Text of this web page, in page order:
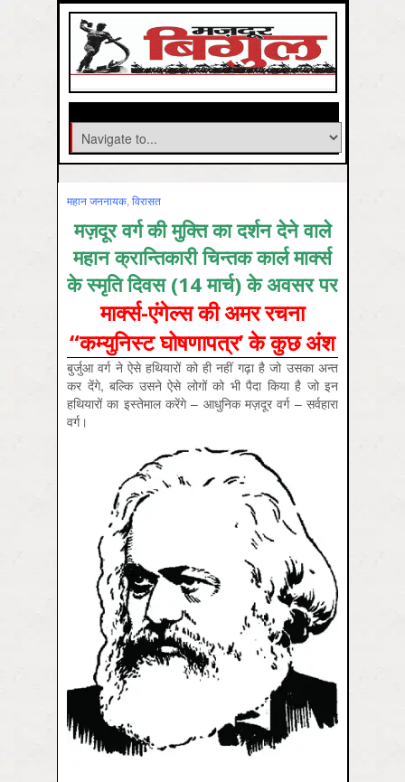
महान जननायक, विरासत
मज़दूर वर्ग की मुक्ति का दर्शन देने वाले
महान क्रान्तिकारी चिन्तक कार्ल मार्क्स
के स्मृति दिवस (14 मार्च) के अवसर पर
मार्क्स-एंगेल्स की अमर रचना
“कम्युनिस्ट घोषणापत्र’ के कुछ अंश
बुर्जुआ वर्ग ने ऐसे हथियारों को ही नहीं गढ़ा है जो उसका अन्त
कर देंगे, बल्कि उसने ऐसे लोगों को भी पैदा किया है जो इन
हथियारों का इस्तेमाल करेंगे – आधुनिक मज़दूर वर्ग – सर्वहारा
वर्ग।